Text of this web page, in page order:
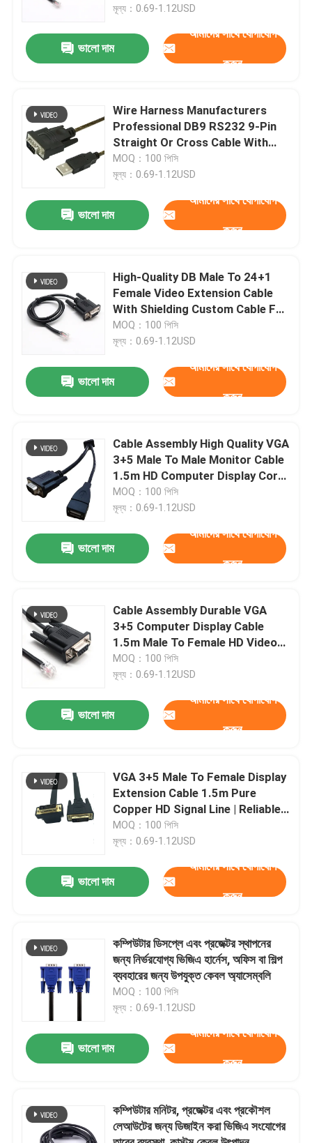
পণ্য
আমাদের সম্পর্কে
কারখানা ভ্রমণ
আমাদের সাথে যোগাযোগ করুন
তারের জোতা
এলভিডিএস ক্যাবল
Manufacturers
মূল্য：0.69-1.12USD
ভালো দাম
আমাদের সাথে যোগাযোগ
করুন
Wire Harness Manufacturers
Professional DB9 RS232 9-Pin
Straight Or Cross Cable With
Shielded Core Custom Cable
MOQ：100 পিসি
মূল্য：0.69-1.12USD
ভালো দাম
আমাদের সাথে যোগাযোগ
করুন
High-Quality DB Male To 24+1
Female Video Extension Cable
With Shielding Custom Cable For
HD Display Wire Harness
Manufacturers
MOQ：100 পিসি
মূল্য：0.69-1.12USD
ভালো দাম
আমাদের সাথে যোগাযোগ
করুন
Cable Assembly High Quality VGA
3+5 Male To Male Monitor Cable
1.5m HD Computer Display Cord
For Projector And TV | Custom
Cable
MOQ：100 পিসি
মূল্য：0.69-1.12USD
ভালো দাম
আমাদের সাথে যোগাযোগ
করুন
Cable Assembly Durable VGA
3+5 Computer Display Cable
1.5m Male To Female HD Video
Line For Monitor Connection |
Custom Cable
MOQ：100 পিসি
মূল্য：0.69-1.12USD
ভালো দাম
আমাদের সাথে যোগাযোগ
করুন
VGA 3+5 Male To Female Display
Extension Cable 1.5m Pure
Copper HD Signal Line | Reliable
Wire Harness Manufacturers
MOQ：100 পিসি
মূল্য：0.69-1.12USD
ভালো দাম
আমাদের সাথে যোগাযোগ
করুন
কম্পিউটার ডিসপ্লে এবং প্রজেক্টর স্থাপনের
জন্য নির্ভরযোগ্য ভিজিএ হার্নেস, অফিস বা শিল্প
ব্যবহারের জন্য উপযুক্ত কেবল অ্যাসেম্বলি
MOQ：100 পিসি
মূল্য：0.69-1.12USD
ভালো দাম
আমাদের সাথে যোগাযোগ
করুন
কম্পিউটার মনিটর, প্রজেক্টর এবং প্রকৌশল
লেআউটের জন্য ডিজাইন করা ভিজিএ সংযোগের